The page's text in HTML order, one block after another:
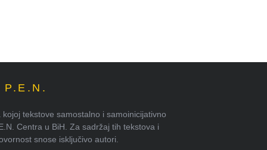
P.E.N.
tekstove samostalno i samoinicijativno
Centra u BiH. Za sadržaj tih tekstova i
snose isključivo autori.